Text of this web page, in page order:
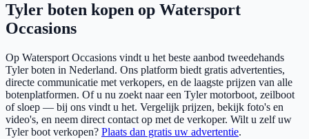
Tyler boten kopen op Watersport
Occasions
Op Watersport Occasions vindt u het beste aanbod tweedehands
Tylerboten in Nederland. Ons platform biedt gratis advertenties,
directe communicatie met verkopers, en de laagste prijzen van alle
botenplatformen. Of u nu zoekt naar een Tylermotorboot, zeilboot
of sloep — bij ons vindt u het. Vergelijk prijzen, bekijk foto's en
video's, en neem direct contact op met de verkoper. Wilt u zelf uw
Tylerboot verkopen? Plaats dan gratis uw advertentie.